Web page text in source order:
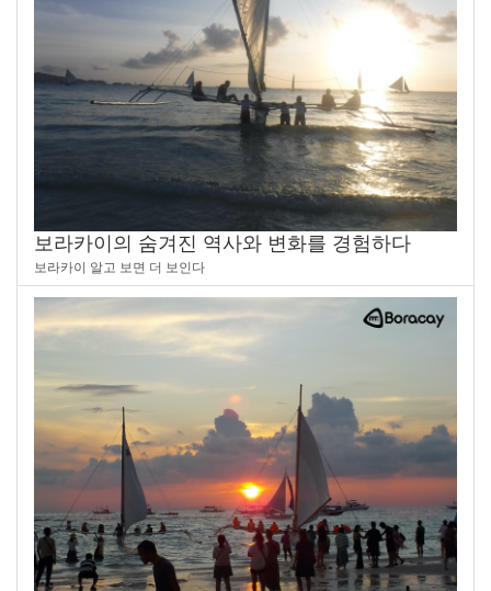
보라카이의 숨겨진 역사와 변화를 경험하다
보라카이 알고 보면 더 보인다